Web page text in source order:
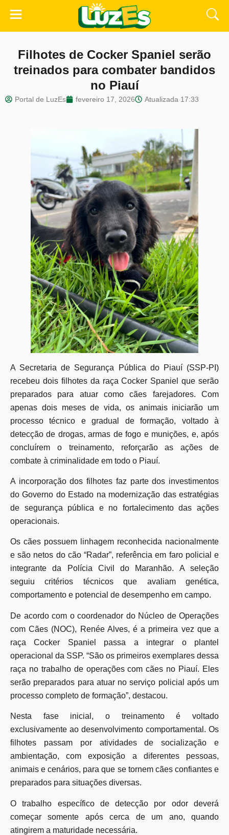
Filhotes de Cocker Spaniel serão
treinados para combater bandidos
no Piauí
Portal de LuzEs fevereiro 17, 2026 Atualizada 17:33
A Secretaria de Segurança Pública do Piauí (SSP-PI)
recebeu dois filhotes da raça Cocker Spaniel que serão
preparados para atuar como cães farejadores. Com
apenas dois meses de vida, os animais iniciarão um
processo técnico e gradual de formação, voltado à
detecção de drogas, armas de fogo e munições, e, após
concluírem o treinamento, reforçarão as ações de
combate à criminalidade em todo o Piauí.
A incorporação dos filhotes faz parte dos investimentos
do Governo do Estado na modernização das estratégias
de segurança pública e no fortalecimento das ações
operacionais.
Os cães possuem linhagem reconhecida nacionalmente
e são netos do cão “Radar”, referência em faro policial e
integrante da Polícia Civil do Maranhão. A seleção
seguiu critérios técnicos que avaliam genética,
comportamento e potencial de desempenho em campo.
De acordo com o coordenador do Núcleo de Operações
com Cães (NOC), Renée Alves, é a primeira vez que a
raça Cocker Spaniel passa a integrar o plantel
operacional da SSP. “São os primeiros exemplares dessa
raça no trabalho de operações com cães no Piauí. Eles
serão preparados para atuar no serviço policial após um
processo completo de formação”, destacou.
Nesta fase inicial, o treinamento é voltado
exclusivamente ao desenvolvimento comportamental. Os
filhotes passam por atividades de socialização e
ambientação, com exposição a diferentes pessoas,
animais e cenários, para que se tornem cães confiantes e
preparados para situações diversas.
O trabalho específico de detecção por odor deverá
começar somente após cerca de um ano, quando
atingirem a maturidade necessária.